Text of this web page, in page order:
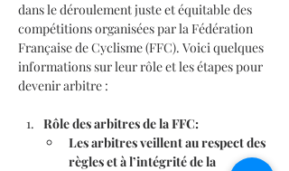
dans le déroulement juste et équitable des
compétitions organisées par la Fédération
Française de Cyclisme (FFC). Voici quelques
informations sur leur rôle et les étapes pour
devenir arbitre :
Rôle des arbitres de la FFC:
Les arbitres veillent au respect des
règles et à l’intégrité de la